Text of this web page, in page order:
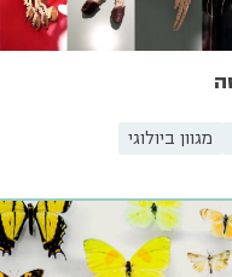
מגוון ביולוגי